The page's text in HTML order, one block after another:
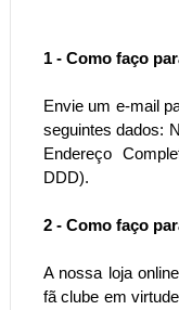
1 - Como faço
Envie um e-mail
seguintes dados:
Endereço
DDD).
2 - Como faço
A nossa loja
fã clube em